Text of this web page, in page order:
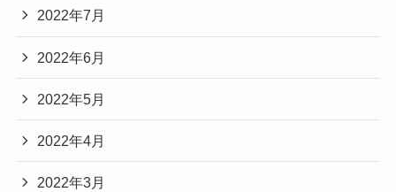
2022年7月
2022年6月
2022年5月
2022年4月
2022年3月